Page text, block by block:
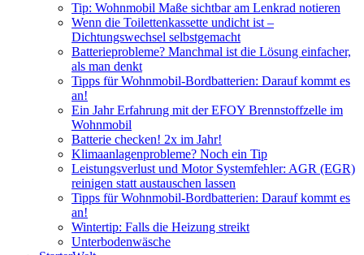
Tip: Wohnmobil Maße sichtbar am Lenkrad notieren
Wenn die Toilettenkassette undicht ist –
Dichtungswechsel selbstgemacht
Batterieprobleme? Manchmal ist die Lösung einfacher,
als man denkt
Tipps für Wohnmobil-Bordbatterien: Darauf kommt es
an!
Ein Jahr Erfahrung mit der EFOY Brennstoffzelle im
Wohnmobil
Batterie checken! 2x im Jahr!
Klimaanlagenprobleme? Noch ein Tip
Leistungsverlust und Motor Systemfehler: AGR (EGR)
reinigen statt austauschen lassen
Tipps für Wohnmobil-Bordbatterien: Darauf kommt es
an!
Wintertip: Falls die Heizung streikt
Unterbodenwäsche